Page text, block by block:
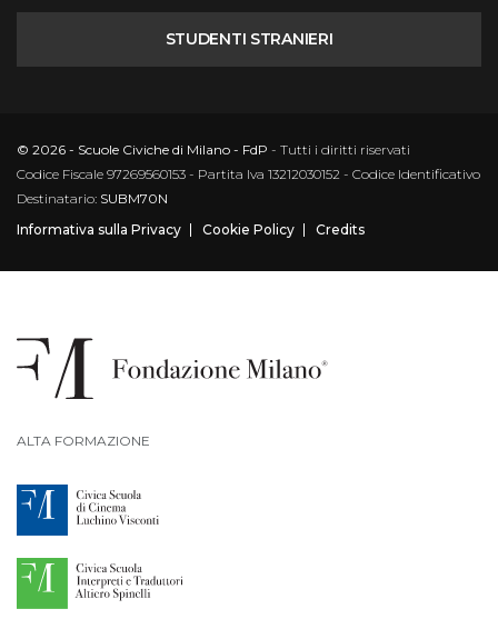
STUDENTI STRANIERI
© 2026 - Scuole Civiche di Milano - FdP - Tutti i diritti riservati
Codice Fiscale 97269560153 - Partita Iva 13212030152 - Codice Identificativo
Destinatario: SUBM70N
Informativa sulla Privacy
Cookie Policy Credits
ALTA FORMAZIONE